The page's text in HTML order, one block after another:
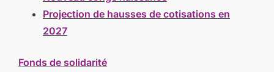
Projection de hausses de cotisations en
2027
Fonds de solidarité